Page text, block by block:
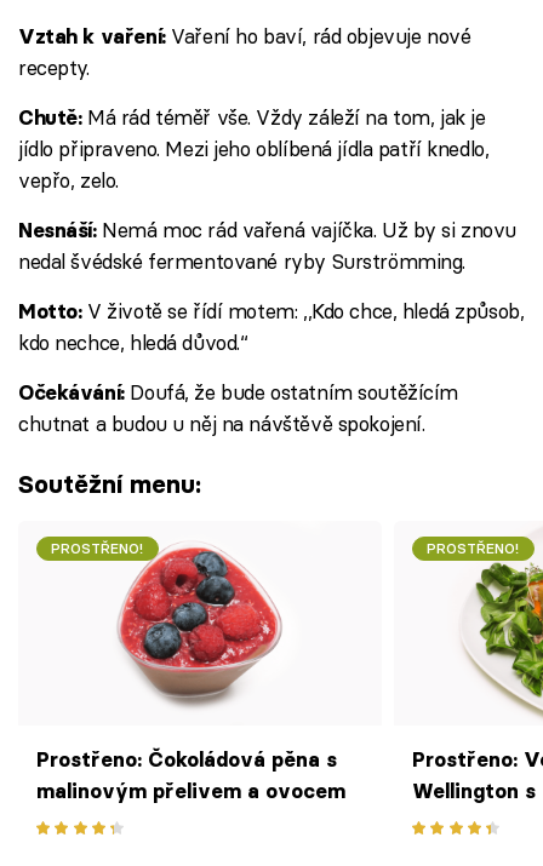
Vztah k vaření: Vaření ho baví, rád objevuje nové
recepty.
Chutě: Má rád téměř vše. Vždy záleží na tom, jak je
jídlo připraveno. Mezi jeho oblíbená jídla patří knedlo,
vepřo, zelo.
Nesnáší: Nemá moc rád vařená vajíčka. Už by si znovu
nedal švédské fermentované ryby Surströmming.
Motto: V životě se řídí motem: ,,Kdo chce, hledá způsob,
kdo nechce, hledá důvod.‘‘
Očekávání: Doufá, že bude ostatním soutěžícím
chutnat a budou u něj na návštěvě spokojení.
Soutěžní menu:
PROSTŘENO!
Prostřeno: Čokoládová pěna s
malinovým přelivem a ovocem
PROSTŘENO!
Prostřeno:
Wellington s